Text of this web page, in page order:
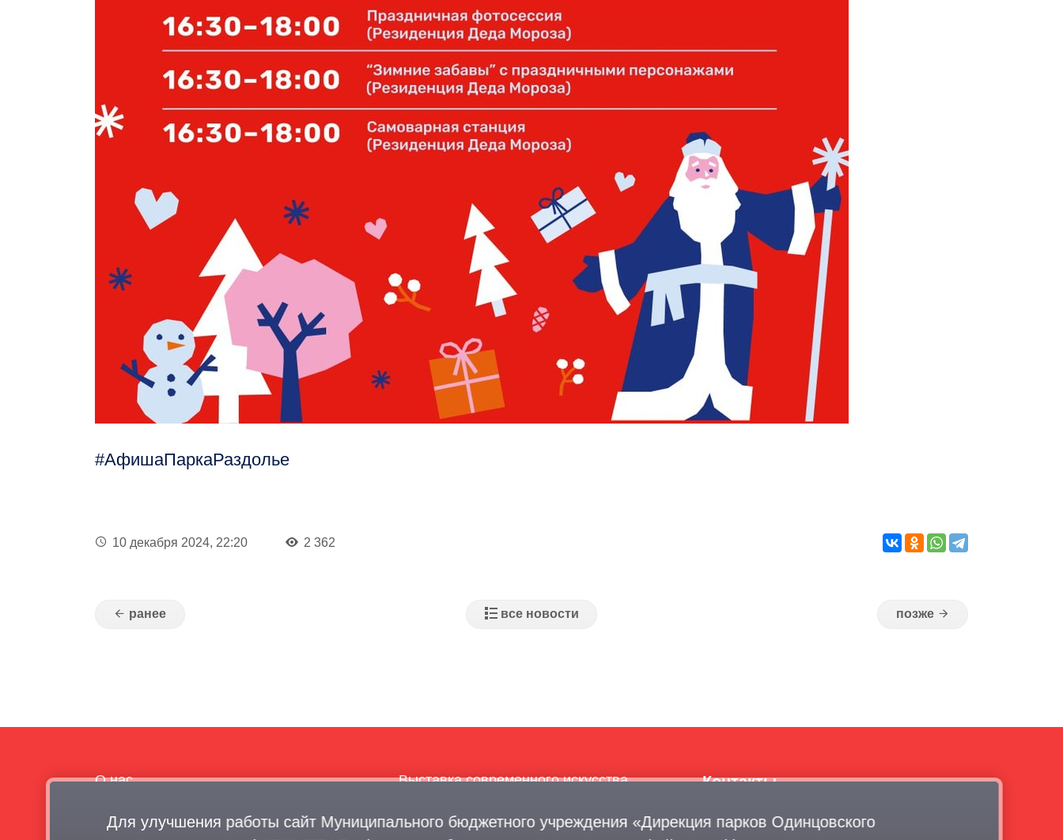
АфишаПаркаРаздолье
10 декабря 2024, 22:20 2 362
О нас
Выставка современного искусства
Контакты
Для улучшения работы сайт Муниципального бюджетного учреждения «Дирекция парков Одинцовского